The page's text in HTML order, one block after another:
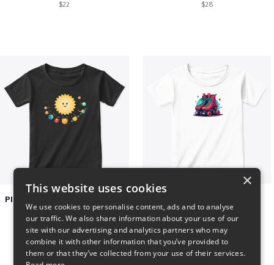
$22 $28
$22 $22
×
This website uses cookies
We use cookies to personalise content, ads and to analyse
our traffic. We also share information about your use of our
site with our advertising and analytics partners who may
combine it with other information that you’ve provided to
them or that they’ve collected from your use of their services.